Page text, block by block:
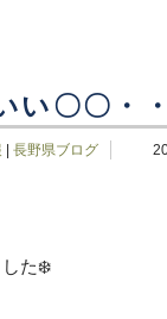
い〇〇・
長野県ブログ
した❄️